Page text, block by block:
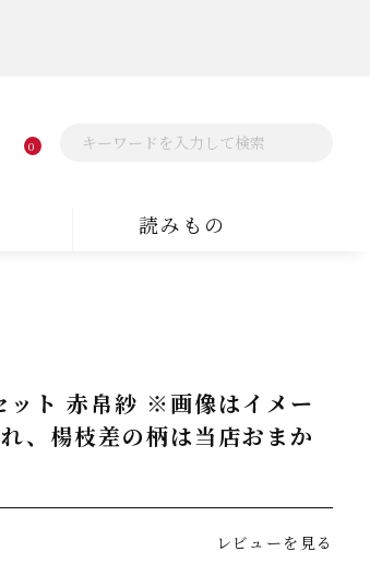
0
読みもの
ット 赤帛紗 ※画像はイメー
、楊枝差の柄は当店おまか
レビューを見る